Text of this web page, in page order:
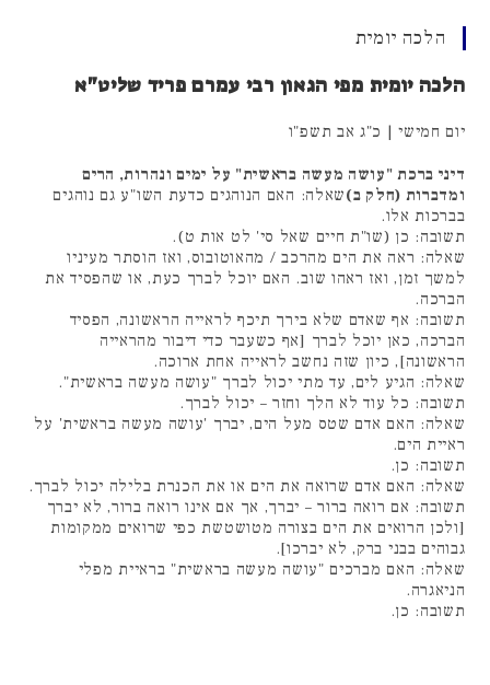
הלכה יומית
הלכה יומית מפי הגאון רבי עמרם פריד שליט"א
יום חמישי | כ"ג אב תשפ"ו
דיני ברכת "עושה מעשה בראשית" על ימים ונהרות, הרים
ומדברות (חלק ב)שאלה: האם הנוהגים כדעת השו"ע גם נוהגים
בברכות אלו.
תשובה: כן (שו"ת חיים שאל סי' לט אות ט).
שאלה: ראה את הים מהרכב / מהאוטובוס, ואז הוסתר מעיניו
למשך זמן, ואז ראהו שוב. האם יוכל לברך כעת, או שהפסיד את
הברכה.
תשובה: אף שאדם שלא בירך תיכף לראייה הראשונה, הפסיד
הברכה, כאן יוכל לברך [אף כשעבר כדי דיבור מהראייה
הראשונה], כיון שזה נחשב לראייה אחת ארוכה.
שאלה: הגיע לים, עד מתי יכול לברך "עושה מעשה בראשית".
תשובה: כל עוד לא הלך וחזר – יכול לברך.
שאלה: האם אדם שטס מעל הים, יברך 'עושה מעשה בראשית' על
ראיית הים.
תשובה: כן.
שאלה: האם אדם שרואה את הים או את הכנרת בלילה יכול לברך.
תשובה: אם רואה ברור – יברך, אך אם אינו רואה ברור, לא יברך
[ולכן הרואים את הים בצורה מטושטשת כפי שרואים ממקומות
גבוהים בבני ברק, לא יברכו].
שאלה: האם מברכים "עושה מעשה בראשית" בראיית מפלי
הניאגרה.
תשובה: כן.